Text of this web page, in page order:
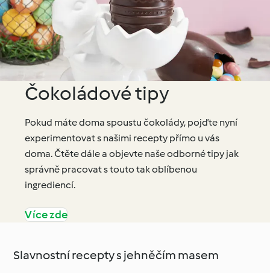
Čokoládové tipy
Pokud máte doma spoustu čokolády, pojďte nyní
experimentovat s našimi recepty přímo u vás
doma. Čtěte dále a objevte naše odborné tipy jak
správně pracovat s touto tak oblíbenou
ingrediencí.
Více zde
Slavnostní recepty s jehněčím masem